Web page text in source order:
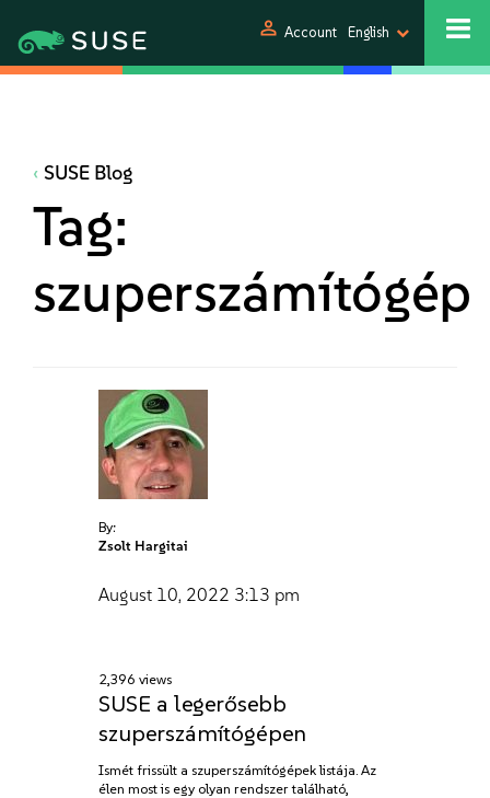
person Account English
SUSE Blog
Tag:
szuperszámítógép
By:
Zsolt Hargitai
August 10, 2022 3:13 pm
2,396 views
SUSE a legerősebb
szuperszámítógépen
Ismét frissült a szuperszámítógépek listája. Az
élen most is egy olyan rendszer található,